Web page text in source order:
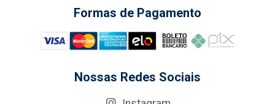
Formas de Pagamento
Nossas Redes Sociais